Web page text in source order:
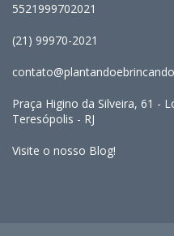
5521999702021
(21) 99970-2021
Praça Higino da Silveira, 61 -
Teresópolis - RJ
Visite o nosso Blog!